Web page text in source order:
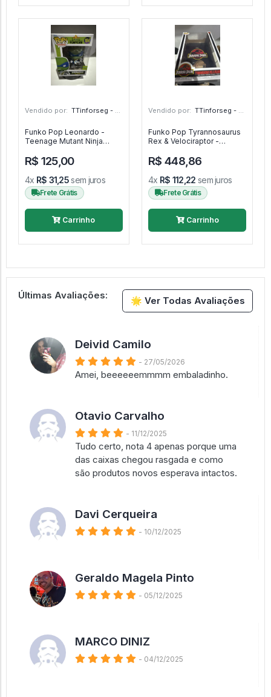
Vendido por: TTinforseg - Em - SP
Funko Pop Leonardo -
Teenage Mutant Ninja
R$ 125,00
4x R$ 31,25sem juros
Frete Grátis
Carrinho
Vendido por: TTinforseg - Em - SP
Funko Pop Tyrannosaurus
Rex & Velociraptor -
R$ 448,86
4x R$ 112,22 sem juros
Frete Grátis
Carrinho
🌟 Ver Todas Avaliações
Últimas Avaliações:
Deivid Camilo
- 27/05/2026
Amei, beeeeeemmmm embaladinho.
Otavio Carvalho
- 11/12/2025
Tudo certo, nota 4 apenas porque uma
das caixas chegou rasgada e como
são produtos novos esperava intactos.
Davi Cerqueira
- 10/12/2025
Geraldo Magela Pinto
- 05/12/2025
MARCO DINIZ
- 04/12/2025